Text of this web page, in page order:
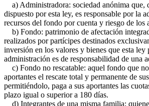
a) Administradora: sociedad anónima que,
dispuesto por esta ley, es responsable por la
recursos del fondo por cuenta y riesgo de los
b) Fondo: patrimonio de afectación
realizados por partícipes destinados
inversión en los valores y bienes que esta ley
administración es de responsabilidad de una
c) Fondo no rescatable: aquel fondo que
aportantes el rescate total y permanente de
permitiéndolo, paga a sus aportantes las
plazo igual o superior a 180 días.
d) Integrantes de una misma familia: